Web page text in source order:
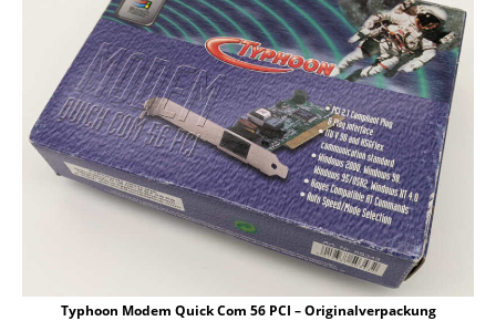
Typhoon Modem Quick Com 56 PCI – Originalverpackung